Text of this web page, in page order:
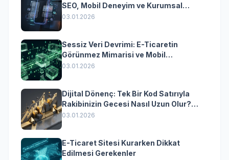
SEO, Mobil Deneyim ve Kurumsal
Yazılımın Kazandıran Senkronizasyonu
03.01.2026
Sessiz Veri Devrimi: E-Ticaretin
Görünmez Mimarisi ve Mobil
Dönüşümün Kurumsal Anahtarı
03.01.2026
Dijital Dönenç: Tek Bir Kod Satırıyla
Rakibinizin Gecesi Nasıl Uzun Olur?
(Kurumsal Yazılımın Güçlü Rolü)
03.01.2026
E-Ticaret Sitesi Kurarken Dikkat
Edilmesi Gerekenler